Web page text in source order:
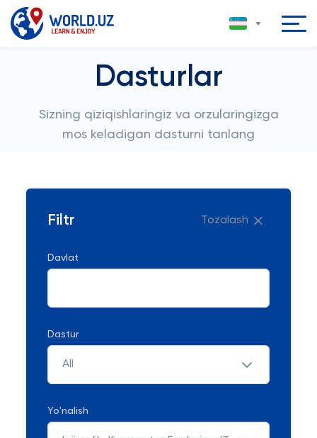
Dasturlar
Sizning qiziqishlaringiz va orzularingizga
mos keladigan dasturni tanlang
Filtr Tozalash
Davlat
Dastur
All
Yo'nalish